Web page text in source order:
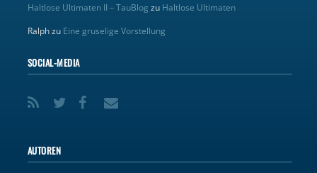
Haltlose Ultimaten II – TauBlog zu Haltlose Ultimaten
Ralphzu Eine gruselige Vorstellung
SOCIAL-MEDIA
AUTOREN